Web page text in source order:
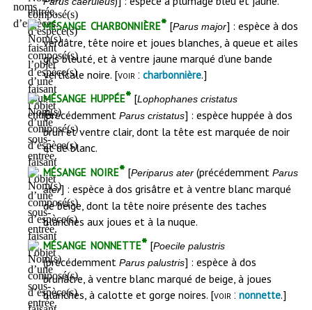
mésange charbonnière* [Parus major] : espèce à dos
verdâtre, tête noire et joues blanches, à queue et ailes
gris bleuté, et à ventre jaune marqué d’une bande
verticale noire. [voir :charbonnière.]
mésange huppée* [Lophophanes cristatus
(précédemmentParus cristatus] : espèce huppée à dos
brun et ventre clair, dont la tête est marquée de noir
et de blanc.
mésange noire* [Periparus ater (précédemmentParus
ater] : espèce à dos grisâtre et à ventre blanc marqué
de beige, dont la tête noire présente des taches
blanches aux joues et à la nuque.
mésange nonnette* [Poecile palustris
(précédemmentParus palustris] : espèce à dos
brunâtre, à ventre blanc marqué de beige, à joues
blanches, à calotte et gorge noires. [voir : nonnette.]